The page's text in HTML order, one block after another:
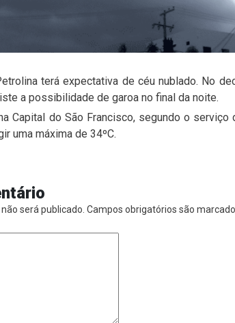
terá expectativa de céu nublado. No
a possibilidade de garoa no final da noite.
Capital do São Francisco, segundo o
uma máxima de 34ºC.
será publicado. Campos obrigatórios são